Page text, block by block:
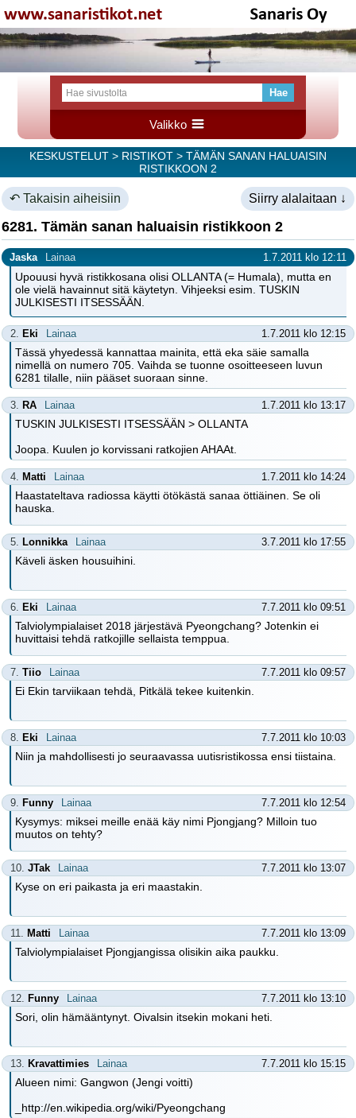
Valikko
KESKUSTELUT > RISTIKOT > TÄMÄN SANAN HALUAISIN
RISTIKKOON 2
↶ Takaisin aiheisiin Siirry alalaitaan ↓
6281. Tämän sanan haluaisin ristikkoon 2
Jaska Lainaa 1.7.2011 klo 12:11
Upouusi hyvä ristikkosana olisi OLLANTA (= Humala), mutta en
ole vielä havainnut sitä käytetyn. Vihjeeksi esim. TUSKIN
JULKISESTI ITSESSÄÄN.
2. Eki Lainaa 1.7.2011 klo 12:15
Tässä yhyedessä kannattaa mainita, että eka säie samalla
nimellä on numero 705. Vaihda se tuonne osoitteeseen luvun
6281 tilalle, niin pääset suoraan sinne.
3. RA Lainaa 1.7.2011 klo 13:17
TUSKIN JULKISESTI ITSESSÄÄN > OLLANTA
Joopa. Kuulen jo korvissani ratkojien AHAAt.
4. Matti Lainaa 1.7.2011 klo 14:24
Haastateltava radiossa käytti ötökästä sanaa öttiäinen. Se oli
hauska.
5. Lonnikka Lainaa 3.7.2011 klo 17:55
Käveli äsken housuihini.
6. Eki Lainaa 7.7.2011 klo 09:51
Talviolympialaiset 2018 järjestävä Pyeongchang? Jotenkin ei
huvittaisi tehdä ratkojille sellaista temppua.
7. Tiio Lainaa 7.7.2011 klo 09:57
Ei Ekin tarviikaan tehdä, Pitkälä tekee kuitenkin.
8. Eki Lainaa 7.7.2011 klo 10:03
Niin ja mahdollisesti jo seuraavassa uutisristikossa ensi tiistaina.
9. Funny Lainaa 7.7.2011 klo 12:54
Kysymys: miksei meille enää käy nimi Pjongjang? Milloin tuo
muutos on tehty?
10. JTak Lainaa 7.7.2011 klo 13:07
Kyse on eri paikasta ja eri maastakin.
11. Matti Lainaa 7.7.2011 klo 13:09
Talviolympialaiset Pjongjangissa olisikin aika paukku.
12. Funny Lainaa 7.7.2011 klo 13:10
Sori, olin hämääntynyt. Oivalsin itsekin mokani heti.
13. Kravattimies Lainaa 7.7.2011 klo 15:15
Alueen nimi: Gangwon (Jengi voitti)
_http://en.wikipedia.org/wiki/Pyeongchang